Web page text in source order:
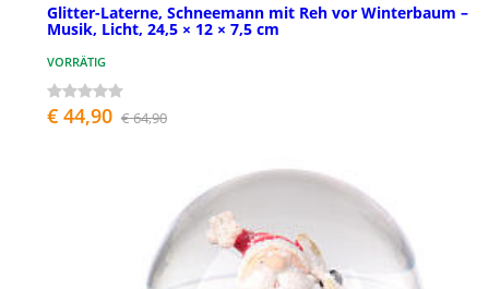
Glitter-Laterne, Schneemann mit Reh vor Winterbaum –
Musik, Licht, 24,5 × 12 × 7,5 cm
VORRÄTIG
€ 44,90 € 64,90